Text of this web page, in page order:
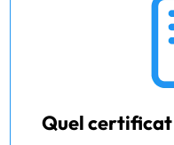
Quel certificat